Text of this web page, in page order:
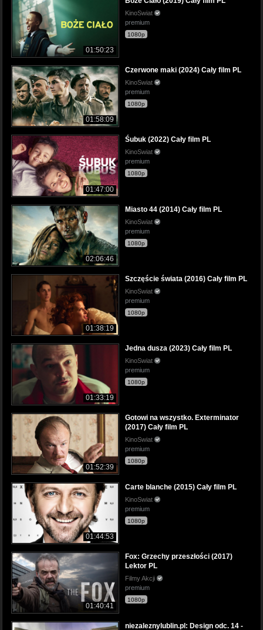
01:50:23
KinoSwiat
premium
1080p
01:58:09
Czerwone maki (2024) Cały film PL
KinoSwiat
premium
1080p
01:47:00
Śubuk (2022) Cały film PL
KinoSwiat
premium
1080p
02:06:46
Miasto 44 (2014) Cały film PL
KinoSwiat
premium
1080p
01:38:19
Szczęście świata (2016) Cały film PL
KinoSwiat
premium
1080p
01:33:19
Jedna dusza (2023) Cały film PL
KinoSwiat
premium
1080p
01:52:39
Gotowi na wszystko. Exterminator
(2017) Cały film PL
KinoSwiat
premium
1080p
01:44:53
Carte blanche (2015) Cały film PL
KinoSwiat
premium
1080p
01:40:41
Fox: Grzechy przeszłości (2017)
Lektor PL
Filmy Akcji
premium
1080p
niezaleznylublin.pl: Design odc. 14 -